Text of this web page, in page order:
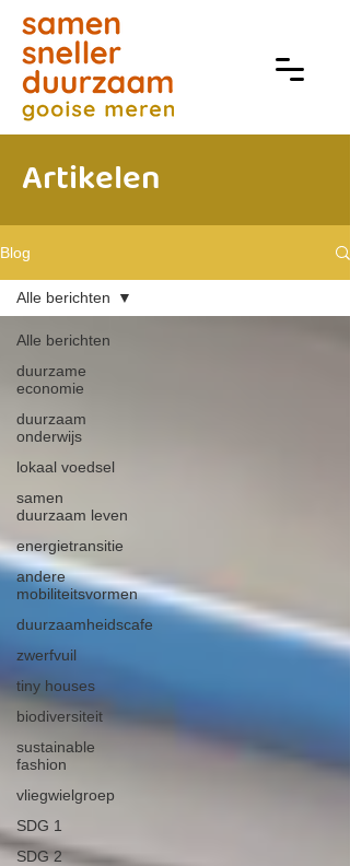
Artikelen
Blog
Alle berichten
duurzame
economie
duurzaam
onderwijs
lokaal voedsel
samen
duurzaam leven
energietransitie
andere
mobiliteitsvormen
duurzaamheidscafe
zwerfvuil
tiny houses
biodiversiteit
sustainable
fashion
vliegwielgroep
SDG 1
SDG 2
Alle berichten